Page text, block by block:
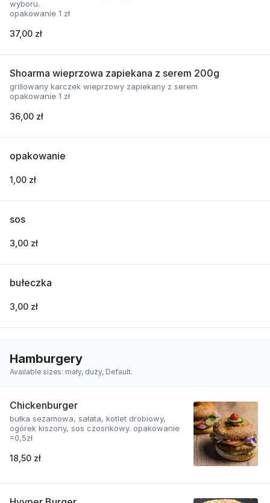
wyboru.
opakowanie 1 zł
37,00 zł
Shoarma wieprzowa zapiekana z serem 200g
grillowany karczek wieprzowy zapiekany z serem
opakowanie 1 zł
36,00 zł
opakowanie
1,00 zł
sos
3,00 zł
bułeczka
3,00 zł
Hamburgery
Available sizes: mały, duży, Default.
Chickenburger
bułka sezamowa, sałata, kotlet drobiowy,
ogórek kiszony, sos czosnkowy. opakowanie
=0,5zł
18,50 zł